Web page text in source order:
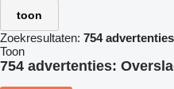
toon
Zoekresultaten: 754 advertenties
Toon
754 advertenties: